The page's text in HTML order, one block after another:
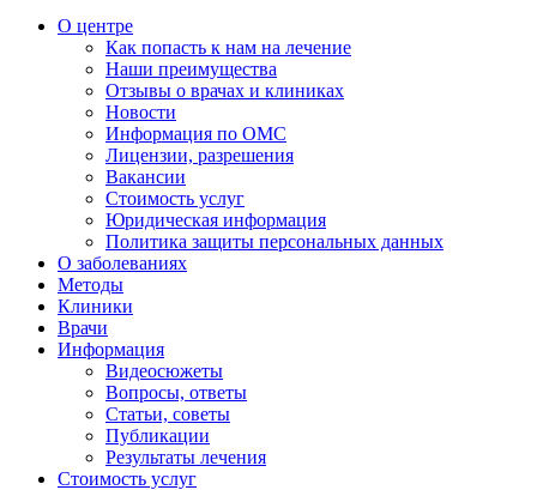
О центре
Как попасть к нам на лечение
Наши преимущества
Отзывы о врачах и клиниках
Новости
Информация по ОМС
Лицензии, разрешения
Вакансии
Стоимость услуг
Юридическая информация
Политика защиты персональных данных
О заболеваниях
Методы
Клиники
Врачи
Информация
Видеосюжеты
Вопросы, ответы
Статьи, советы
Публикации
Результаты лечения
Стоимость услуг